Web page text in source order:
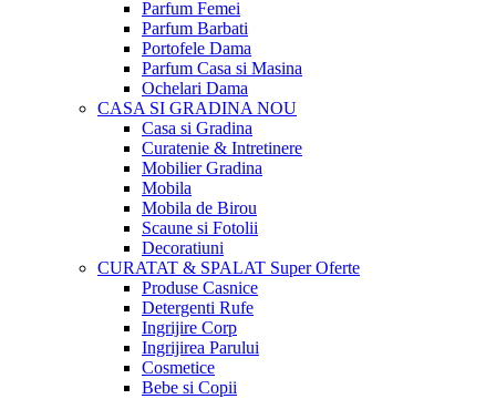
Parfum Femei
Parfum Barbati
Portofele Dama
Parfum Casa si Masina
Ochelari Dama
CASA SI GRADINANOU
Casa si Gradina
Curatenie & Intretinere
Mobilier Gradina
Mobila
Mobila de Birou
Scaune si Fotolii
Decoratiuni
CURATAT & SPALAT Super Oferte
Produse Casnice
Detergenti Rufe
Ingrijire Corp
Ingrijirea Parului
Cosmetice
Bebe si Copii